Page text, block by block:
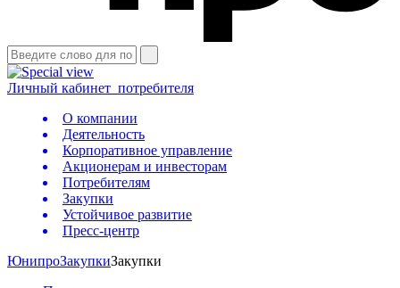
Личный кабинет потребителя
О компании
Деятельность
Корпоративное управление
Акционерам и инвесторам
Потребителям
Закупки
Устойчивое развитие
Пресс-центр
ЮнипроЗакупкиЗакупки